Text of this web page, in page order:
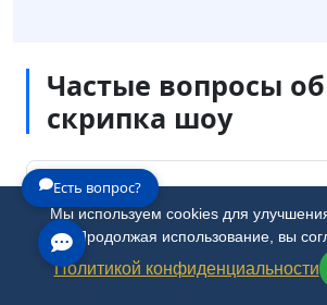
Частые вопросы
скрипка шоу
Чем электро-скрипка
обычной?
Есть вопрос?
Мы используем cookies для
Продолжая использование, вы
Политикой конфиденциальности